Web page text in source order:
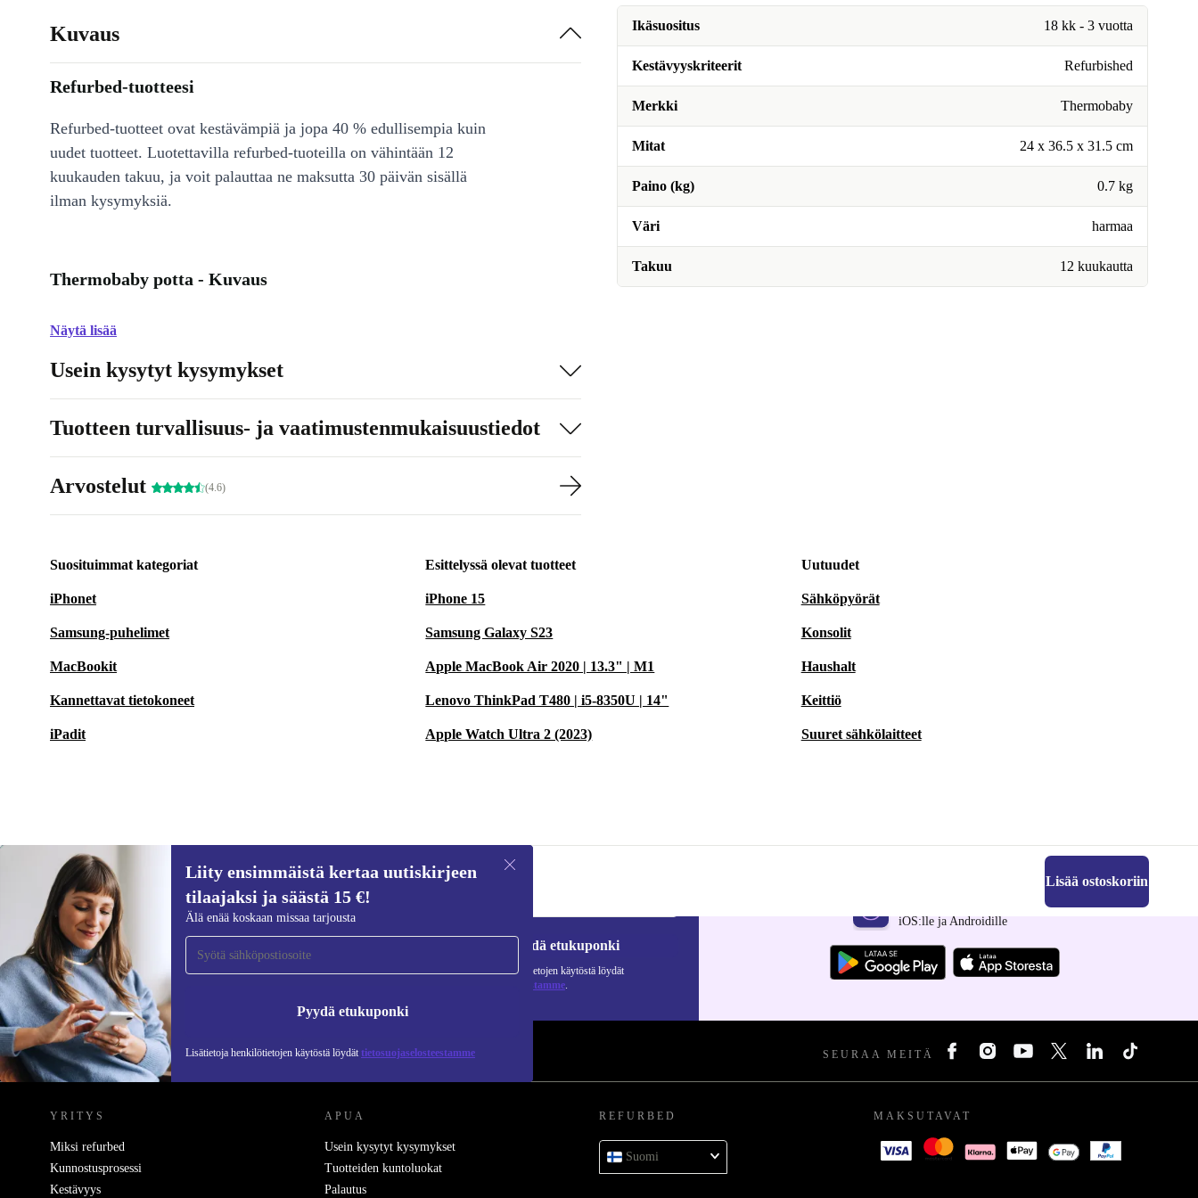
Ikäsuositus 18 kk - 3 vuotta
Kestävyyskriteerit Refurbished
Merkki Thermobaby
Mitat 24 x 36.5 x 31.5 cm
Paino (kg) 0.7 kg
Väri harmaa
Takuu 12 kuukautta
Kuvaus
Refurbed-tuotteesi
Refurbed-tuotteet ovat kestävämpiä ja jopa 40 % edullisempia kuin
uudet tuotteet. Luotettavilla refurbed-tuoteilla on vähintään 12
kuukauden takuu, ja voit palauttaa ne maksutta 30 päivän sisällä
ilman kysymyksiä.
Thermobaby potta - Kuvaus
Näytä lisää
Usein kysytyt kysymykset
Tuotteen turvallisuus- ja vaatimustenmukaisuustiedot
Arvostelut (4.6)
Suosituimmat kategoriat
iPhonet
Samsung-puhelimet
MacBookit
Kannettavat tietokoneet
iPadit
Esittelyssä olevat tuotteet
iPhone 15
Samsung Galaxy S23
Apple MacBook Air 2020 | 13.3" | M1
Lenovo ThinkPad T480 | i5-8350U | 14"
Apple Watch Ultra 2 (2023)
Uutuudet
Sähköpyörät
Konsolit
Haushalt
Keittiö
Suuret sähkölaitteet
29,80 €31,46 € Lisää ostoskoriin
Liity ensimmäistä kertaa uutiskirjeen
tilaajaksi ja säästä 15 €!
Älä enää koskaan missaa tarjousta
Pyydä etukuponki
Lisätietoja henkilötietojen käytöstä löydät tietosuojaselosteestamme
Liity ensimmäistä kertaa uutiskirjeen
tilaajaksi ja säästä 15 €!
Älä missaa enää yhtäkään tarjousta.
Pyydä etukuponki
Lisätietoja henkilötietojen käytöstä löydät
tietosuojaselosteestamme.
iOS:lle ja Androidille
REFURBED SUOMI - RETHINK NEW. SEURAA MEITÄ
YRITYS
Miksi refurbed
Kunnostusprosessi
Kestävyys
APUA
Usein kysytyt kysymykset
Tuotteiden kuntoluokat
Palautus
REFURBED
Suomi
MAKSUTAVAT